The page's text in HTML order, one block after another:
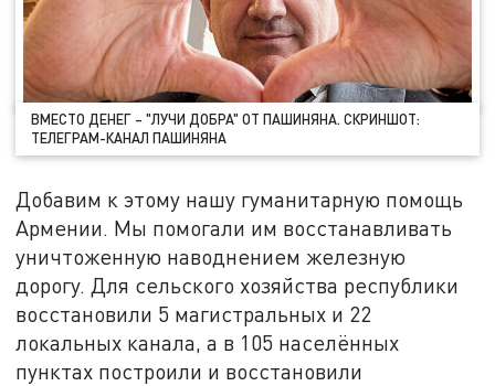
ВМЕСТО ДЕНЕГ – "ЛУЧИ ДОБРА" ОТ ПАШИНЯНА. СКРИНШОТ:
ТЕЛЕГРАМ-КАНАЛ ПАШИНЯНА
Добавим к этому нашу гуманитарную помощь
Армении. Мы помогали им восстанавливать
уничтоженную наводнением железную
дорогу. Для сельского хозяйства республики
восстановили 5 магистральных и 22
локальных канала, а в 105 населённых
пунктах построили и восстановили